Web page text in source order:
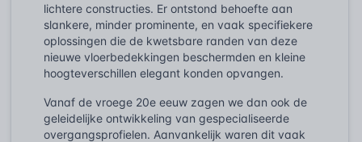
lichtere constructies. Er ontstond behoefte aan
slankere, minder prominente, en vaak specifiekere
oplossingen die de kwetsbare randen van deze
nieuwe vloerbedekkingen beschermden en kleine
hoogteverschillen elegant konden opvangen.
Vanaf de vroege 20e eeuw zagen we dan ook de
geleidelijke ontwikkeling van gespecialiseerde
overgangsprofielen. Aanvankelijk waren dit vaak